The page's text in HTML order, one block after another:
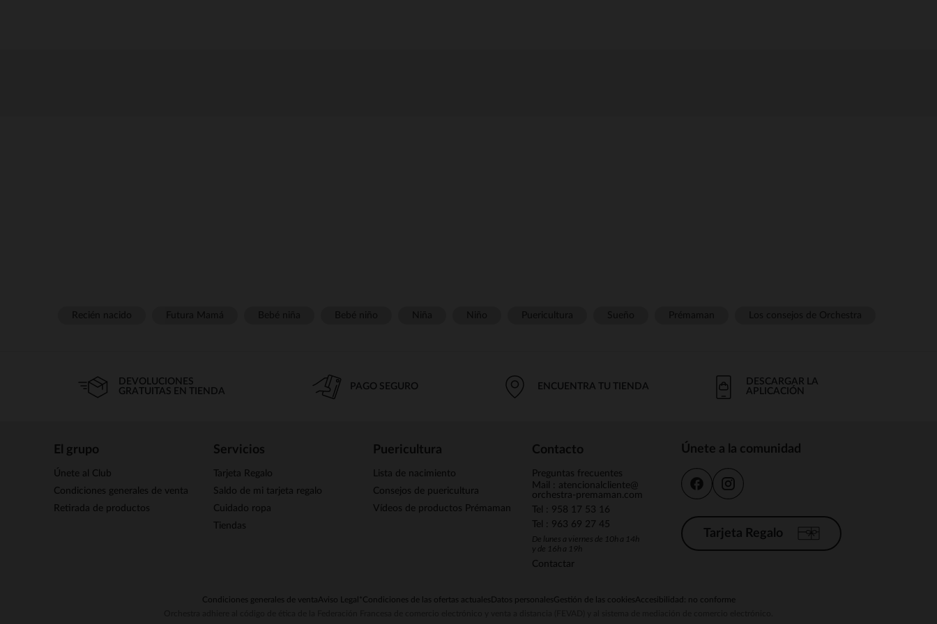
DEVOLUCIONES
GRATUITAS EN TIENDA
PAGO SEGURO ENCUENTRA TU TIENDA
DESCARGAR LA
APLICACIÓN
El grupo
Únete al Club
Condiciones generales de venta
Retirada de productos
Servicios
Tarjeta Regalo
Saldo de mi tarjeta regalo
Cuidado ropa
Tiendas
Puericultura
Lista de nacimiento
Consejos de puericultura
Vídeos de productos Prémaman
Contacto
Preguntas frecuentes
Mail : atencionalcliente@
orchestra-premaman.com
Tel : 958 17 53 16
Tel : 963 69 27 45
De lunes a viernes de 10h a 14h
y de 16h a 19h
Contactar
Únete a la comunidad
Tarjeta Regalo
Condiciones generales de ventaAviso Legal *Condiciones de las ofertas actuales Datos personalesGestión de las cookiesAccesibilidad: no conforme